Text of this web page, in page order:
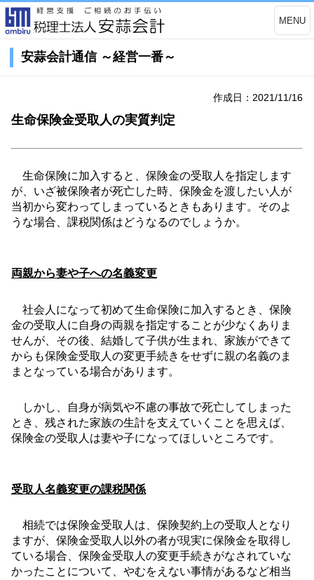
MENU
安蒜会計通信 ～経営一番～
作成日：2021/11/16
生命保険金受取人の実質判定
生命保険に加入すると、保険金の受取人を指定します
が、いざ被保険者が死亡した時、保険金を渡したい人が
当初から変わってしまっているときもあります。そのよ
うな場合、課税関係はどうなるのでしょうか。
両親から妻や子への名義変更
社会人になって初めて生命保険に加入するとき、保険
金の受取人に自身の両親を指定することが少なくありま
せんが、その後、結婚して子供が生まれ、家族ができて
からも保険金受取人の変更手続きをせずに親の名義のま
まとなっている場合があります。
しかし、自身が病気や不慮の事故で死亡してしまった
とき、残された家族の生計を支えていくことを思えば、
保険金の受取人は妻や子になってほしいところです。
受取人名義変更の課税関係
相続では保険金受取人は、保険契約上の受取人となり
ますが、保険金受取人以外の者が現実に保険金を取得し
ている場合、保険金受取人の変更手続きがなされていな
かったことについて、やむをえない事情があるなど相当